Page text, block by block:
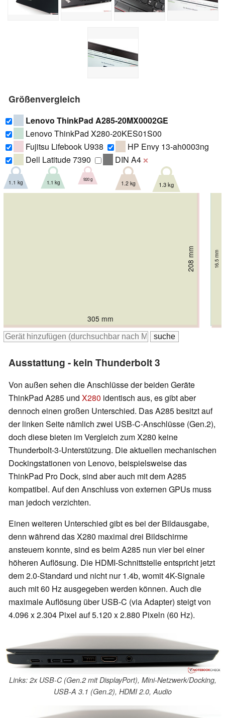
Größenvergleich
Lenovo ThinkPad A285-20MX0002GE
Lenovo ThinkPad X280-20KES01S00
Fujitsu Lifebook U938
HP Envy 13-ah0003ng
Dell Latitude 7390
DIN A4 ❌
307.7 mm
209.8 mm 17.4 mm
1.1 kg
307.7 mm
209.8 mm 17.4 mm
1.1 kg
309 mm
212.5 mm 15.5 mm
920 g
307 mm
212 mm 14.9 mm
1.2 kg
305 mm
208 mm 16.5 mm
1.3 kg
Ausstattung - kein Thunderbolt 3
Von außen sehen die Anschlüsse der beiden Geräte
ThinkPad A285 und X280 identisch aus, es gibt aber
dennoch einen großen Unterschied. Das A285 besitzt auf
der linken Seite nämlich zwei USB-C-Anschlüsse (Gen.2),
doch diese bieten im Vergleich zum X280 keine
Thunderbolt-3-Unterstützung. Die aktuellen mechanischen
Dockingstationen von Lenovo, beispielsweise das
ThinkPad Pro Dock, sind aber auch mit dem A285
kompatibel. Auf den Anschluss von externen GPUs muss
man jedoch verzichten.
Einen weiteren Unterschied gibt es bei der Bildausgabe,
denn während das X280 maximal drei Bildschirme
ansteuern konnte, sind es beim A285 nun vier bei einer
höheren Auflösung. Die HDMI-Schnittstelle entspricht jetzt
dem 2.0-Standard und nicht nur 1.4b, womit 4K-Signale
auch mit 60 Hz ausgegeben werden können. Auch die
maximale Auflösung über USB-C (via Adapter) steigt von
4.096 x 2.304 Pixel auf 5.120 x 2.880 Pixeln (60 Hz).
Links: 2x USB-C (Gen.2 mit DisplayPort), Mini-Netzwerk/Docking,
USB-A 3.1 (Gen.2), HDMI 2.0, Audio